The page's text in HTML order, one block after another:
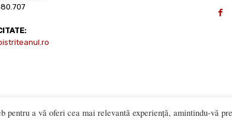
pentru a vă oferi cea mai relevantă experiență, amintindu-vă